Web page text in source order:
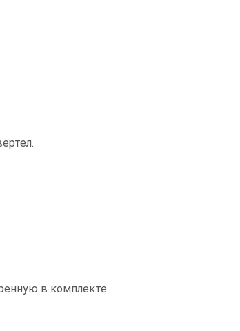
в комплекте.